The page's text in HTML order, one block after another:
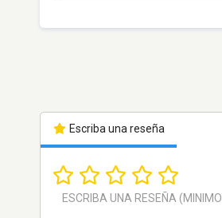
Escriba una reseña